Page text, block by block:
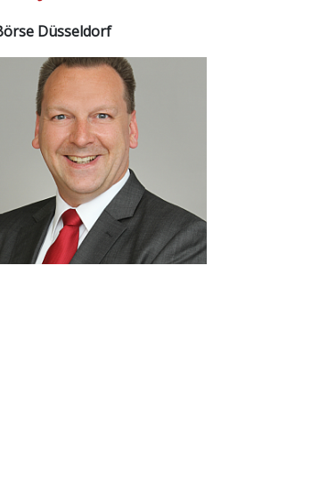
Düsseldorf